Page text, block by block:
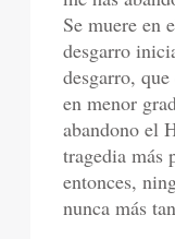
Se muere en
desgarro
desgarro,
en menor
abandono el
tragedia más
entonces,
nunca más